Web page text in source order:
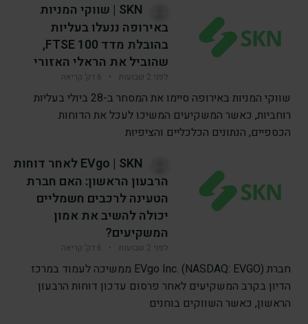
SKN | שווקי המניות
באירופה ננעלו בעליות
בהובלת מדד FTSE 100,
שהוביל את הראלי האזורי
לפני 2 שבועות • 6 דק’ קריאה
שווקי המניות באירופה סיימו את המסחר ב-28 ביולי בעליות
רוחביות, כאשר המשקיעים המשיכו לעכל את הדוחות
הכספיים, הנתונים הכלכליים והציפיות
EVgo | SKN לאחר דוחות
הרבעון הראשון: האם חברת
הטעינה לרכבים חשמליים
יכולה להשיב את אמון
המשקיעים?
לפני 2 שבועות • 6 דק’ קריאה
חברת EVgo Inc. (NASDAQ: EVGO) ממשיכה לעמוד במרכז
הדיון בקרב המשקיעים לאחר פרסום עדכון דוחות הרבעון
הראשון, כאשר השווקים בוחנים